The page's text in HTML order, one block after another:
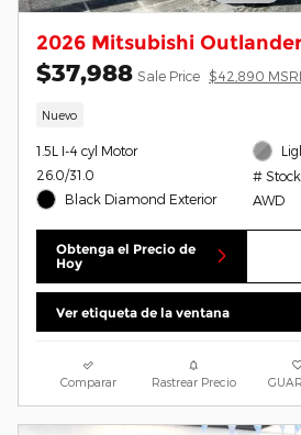
2026 Mitsubishi Outlander
$37,988 Sale Price $42,890
Nuevo
1.5L I-4 cyl Motor
26.0/31.0
Black Diamond Exterior
#
AWD
Obtenga el Precio de
Hoy
Ver etiqueta de la ventana
Comparar Rastrear Precio